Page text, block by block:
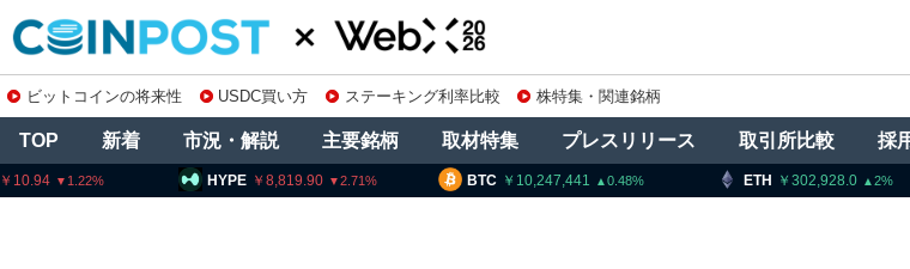
ビットコインの将来性 USDC買い方 ステーキング利率比較 株特集・関連銘柄
TOP 新着 市況・解説 主要銘柄 取材特集 プレスリリース 取引所比較 採
BTC 10,247,441 0.48 ETH 302,928.0 2
HYPE 8,819.90 2.71